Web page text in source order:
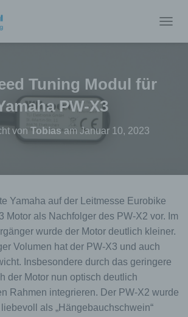
A
T
Tuning Modul für
PW-X3
von Tobias am Januar 10, 2023
Yamaha auf der Leitmesse Eurobike
Motor als Nachfolger des PW-X2 vor. Im
wurde der Motor deutlich kleiner.
Volumen hat der PW-X3 und auch
Insbesondere durch das geringere
der Motor nun optisch deutlich
Rahmen integrieren. Der PW-X2 wurde
als „Hängebauchschwein“